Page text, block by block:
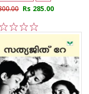
Rs 285.00
5
4
3